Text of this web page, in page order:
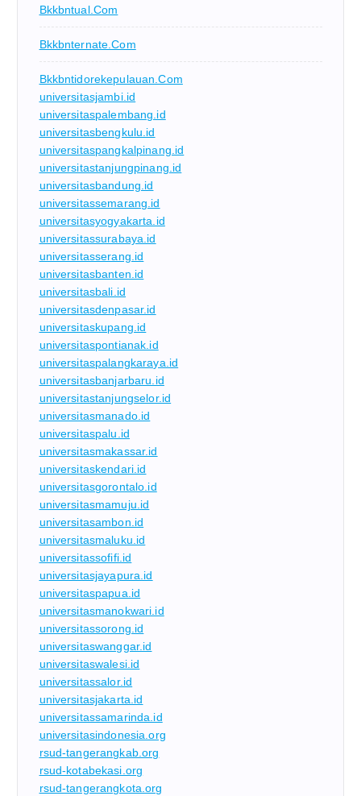
Bkkbntual.com
Bkkbnternate.com
Bkkbntidorekepulauan.com
universitasjambi.id
universitaspalembang.id
universitasbengkulu.id
universitaspangkalpinang.id
universitastanjungpinang.id
universitasbandung.id
universitassemarang.id
universitasyogyakarta.id
universitassurabaya.id
universitasserang.id
universitasbanten.id
universitasbali.id
universitasdenpasar.id
universitaskupang.id
universitaspontianak.id
universitaspalangkaraya.id
universitasbanjarbaru.id
universitastanjungselor.id
universitasmanado.id
universitaspalu.id
universitasmakassar.id
universitaskendari.id
universitasgorontalo.id
universitasmamuju.id
universitasambon.id
universitasmaluku.id
universitassofifi.id
universitasjayapura.id
universitaspapua.id
universitasmanokwari.id
universitassorong.id
universitaswanggar.id
universitaswalesi.id
universitassalor.id
universitasjakarta.id
universitassamarinda.id
universitasindonesia.org
rsud-tangerangkab.org
rsud-kotabekasi.org
rsud-tangerangkota.org